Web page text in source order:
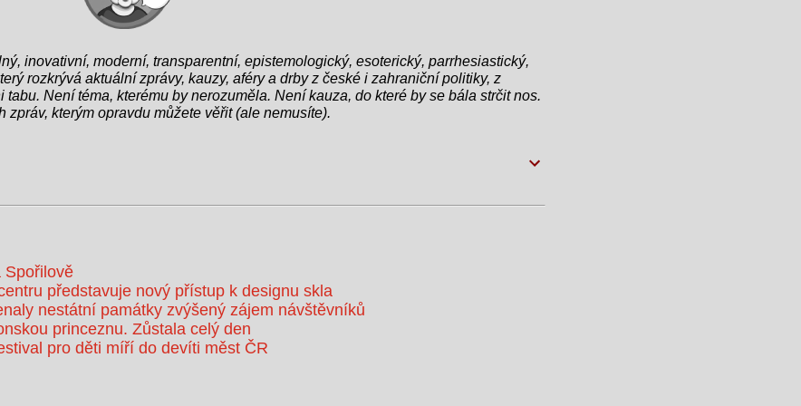
inovativní, moderní, transparentní, epistemologický, esoterický, parrhesiastický,
rozkrývá aktuální zprávy, kauzy, aféry a drby z české i zahraniční politiky, z
Není téma, kterému by nerozuměla. Není kauza, do které by se bála strčit nos.
kterým opravdu můžete věřit (ale nemusíte).
Spořilově
představuje nový přístup k designu skla
nestátní památky zvýšený zájem návštěvníků
princeznu. Zůstala celý den
pro děti míří do devíti měst ČR